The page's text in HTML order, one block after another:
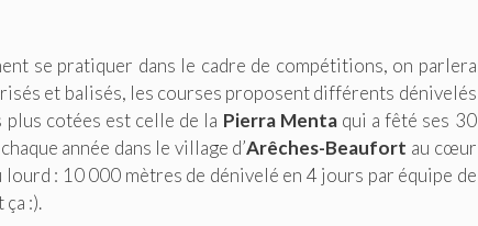
se pratiquer dans le cadre de compétitions, on parlera
et balisés, les courses proposent différents dénivelés
cotées est celle de la Pierra Mentaqui a fêté ses 30
année dans le village d’Arêches-Beaufort au cœur
lourd : 10 000 mètres de dénivelé en 4 jours par équipe de
:).